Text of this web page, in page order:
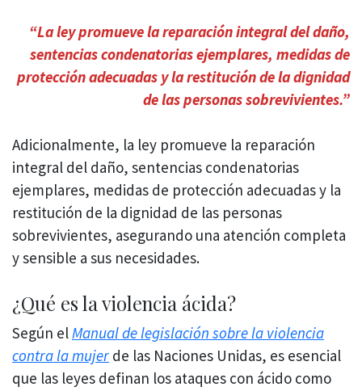
“La ley promueve la reparación integral del daño,
sentencias condenatorias ejemplares, medidas de
protección adecuadas y la restitución de la dignidad
de las personas sobrevivientes.”
Adicionalmente, la ley promueve la reparación
integral del daño, sentencias condenatorias
ejemplares, medidas de protección adecuadas y la
restitución de la dignidad de las personas
sobrevivientes, asegurando una atención completa
y sensible a sus necesidades.
¿Qué es la violencia ácida?
Según elManual de legislación sobre la violencia
contra la mujer de las Naciones Unidas, es esencial
que las leyes definan los ataques con ácido como